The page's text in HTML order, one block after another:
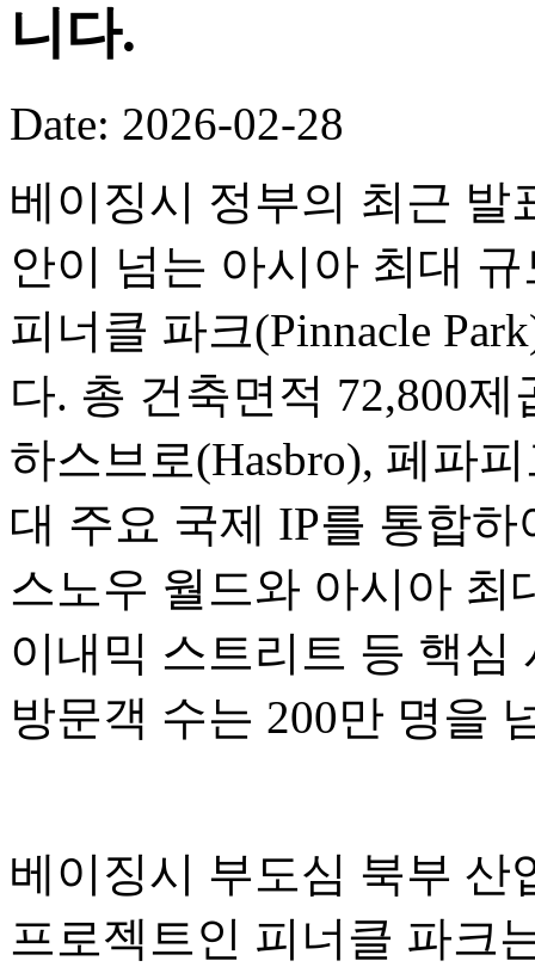
니다.
Date: 2026-02-28
베이징시 정부의 최근 발
안이 넘는 아시아 최대
피너클 파크(Pinnacle
다. 총 건축면적 72,800
하스브로(Hasbro), 페파
대 주요 국제 IP를 통합
스노우 월드와 아시아 최
이내믹 스트리트 등 핵심
방문객 수는 200만 명을
베이징시 부도심 북부 산
프로젝트인 피너클 파크